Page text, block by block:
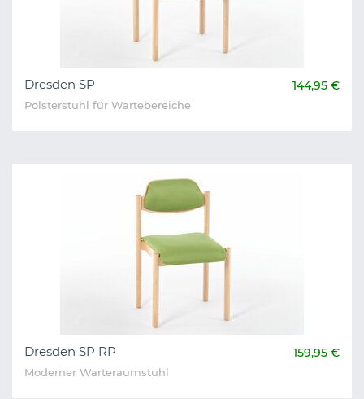
Dresden SP 144,95 €
Polsterstuhl für Wartebereiche
Dresden SP RP 159,95 €
Moderner Warteraumstuhl